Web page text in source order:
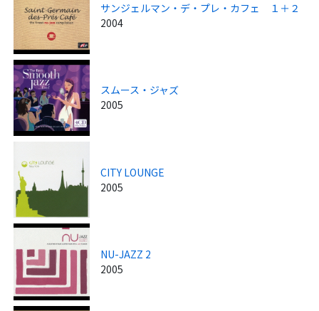
サンジェルマン・デ・プレ・カフェ １＋２
2004
スムース・ジャズ
2005
CITY LOUNGE
2005
NU-JAZZ 2
2005